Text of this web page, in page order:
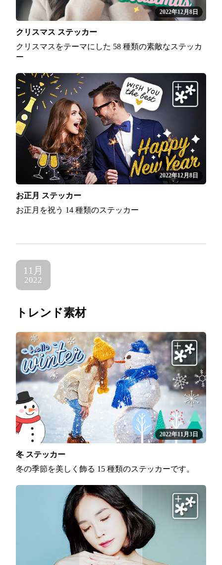
2022年12月8日
クリスマス ステッカー
クリスマスをテーマにした 58 種類の素敵なステッカ
ー
2022年12月8日
お正月 ステッカー
お正月を祝う 14 種類のステッカー
11月
2022
トレンド素材
2022年11月3日
冬 ステッカー
冬の季節を美しく飾る 15 種類のステッカーです。